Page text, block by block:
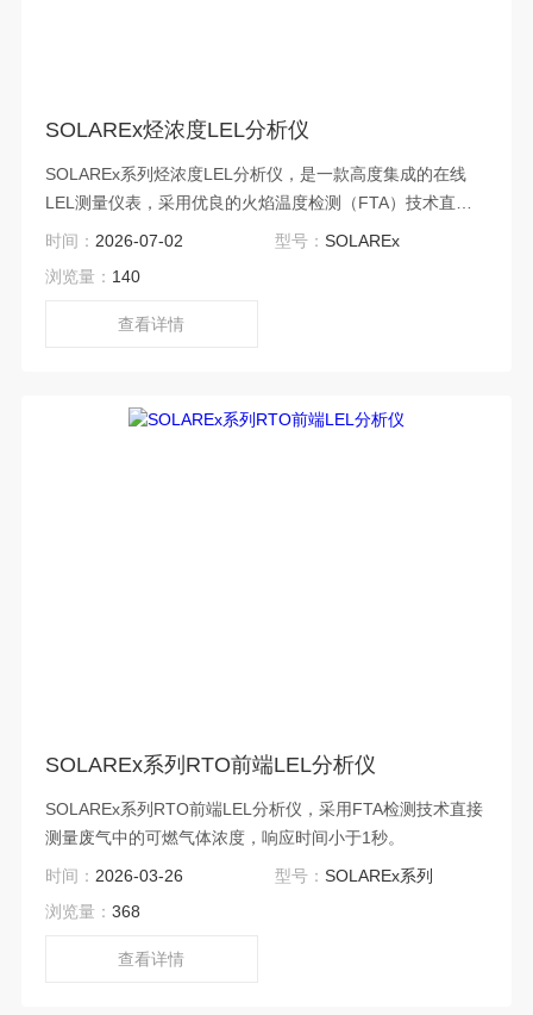
SOLAREx烃浓度LEL分析仪
SOLAREx系列烃浓度LEL分析仪，是一款高度集成的在线
LEL测量仪表，采用优良的火焰温度检测（FTA）技术直接
测量，响应时间&lt;1秒。SOLAREx可以保证分析仪连续不断
100%LEL。
时间： 2026-07-02 型号：SOLAREx
浏览量： 140
查看详情
SOLAREx系列RTO前端LEL分析仪
SOLAREx系列RTO前端LEL分析仪，采用FTA检测技术直接
测量废气中的可燃气体浓度，响应时间小于1秒。
时间： 2026-03-26 型号：SOLAREx系列
浏览量： 368
查看详情